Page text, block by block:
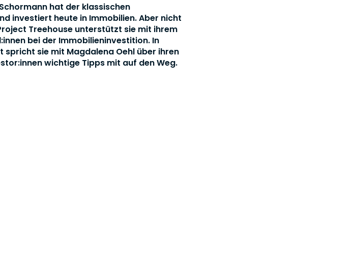
hat der klassischen
investiert heute in Immobilien. Aber nicht
Treehouse unterstützt sie mit ihrem
bei der Immobilieninvestition. In
spricht sie mit Magdalena Oehl über ihren
wichtige Tipps mit auf den Weg.